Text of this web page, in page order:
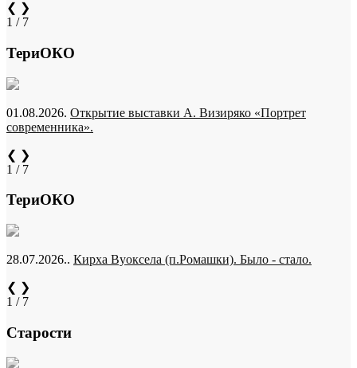
❮ ❯
1 / 7
ТериОКО
01.08.2026. Открытие выставки А. Визиряко «Портрет
современника».
❮ ❯
1 / 7
ТериОКО
28.07.2026.. Кирха Вуоксела (п.Ромашки). Было - стало.
❮ ❯
1 / 7
Старости